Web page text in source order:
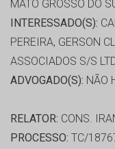
MATO GROSSO DO
INTERESSADO(S):
PEREIRA, GERSON
ASSOCIADOS S/S
ADVOGADO(S): NÃO
RELATOR: CONS.
PROCESSO: TC/